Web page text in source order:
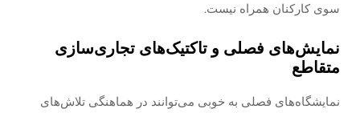
سوی کارکنان همراه نیست.
نمایش‌های فصلی و تاکتیک‌های تجاری‌سازی
متقاطع
نمایشگاه‌های فصلی به خوبی می‌توانند در هماهنگی تلاش‌های